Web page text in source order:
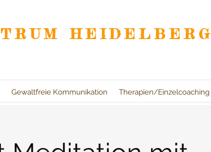
HEIDELBERG
Gewaltfreie Kommunikation Therapien/Einzelcoaching